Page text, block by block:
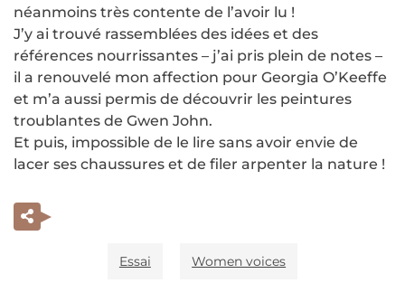
néanmoins très contente de l’avoir lu !
J’y ai trouvé rassemblées des idées et des
références nourrissantes – j’ai pris plein de notes –
il a renouvelé mon affection pour Georgia O’Keeffe
et m’a aussi permis de découvrir les peintures
troublantes de Gwen John.
Et puis, impossible de le lire sans avoir envie de
lacer ses chaussures et de filer arpenter la nature !
Essai Women voices